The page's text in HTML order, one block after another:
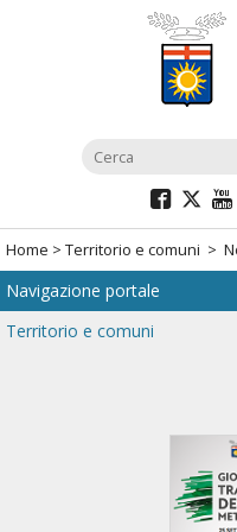
navigazione
menù
di
navigazione
Home > Territorio e comuni >
Navigazione portale
Territorio e comuni